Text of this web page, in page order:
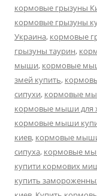
кормовые грызуны
кормовые грызуны
Украина, кормовые
грызуны таурин,
мыши, кормовые
змей купить,
сипухи, кормовые
кормовые мыши для
кормовые мыши
киев, кормовые
сипуха, кормовые
купити кормових
купить